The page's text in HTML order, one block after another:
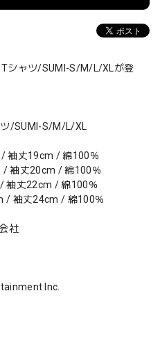
シャツ/SUMI-S/M/L/XLが登
ツ/SUMI-S/M/L/XL
袖丈19cm / 綿100％
/ 袖丈20cm / 綿100％
袖丈22cm / 綿100％
/ 袖丈24cm / 綿100％
社
Inc.